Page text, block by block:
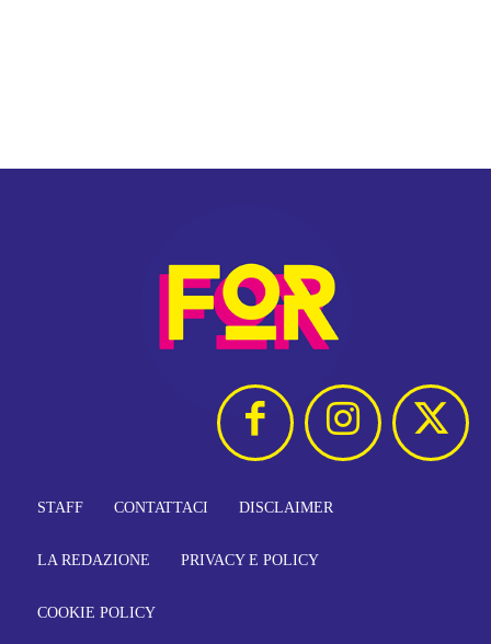
STAFF CONTATTACI DISCLAIMER
LA REDAZIONE PRIVACY E POLICY
COOKIE POLICY